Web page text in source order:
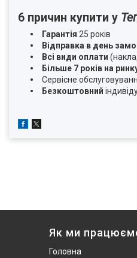
6 причин купити у
Гарантія 25 років
Відправка в день
Всі види оплати
Більше 7 років на
Сервісне
Безкоштовний
Як ми
Головна